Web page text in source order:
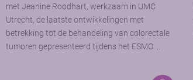
met Jeanine Roodhart, werkzaam in UMC
Utrecht, de laatste ontwikkelingen met
betrekking tot de behandeling van colorectale
tumoren gepresenteerd tijdens het ESMO …